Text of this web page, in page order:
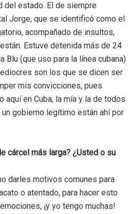
del estado. El de siempre
Jorge, que se identificó como el
acompañado de insultos,
Estuve detenida más de 24
Blu (que uso para la línea cubana)
son los que se dicen ser
mis convicciones, pues
en Cuba, la mía y la de todos
gobierno legítimo están ahí por
cárcel más larga? ¿Usted o su
darles motivos comunes para
o atentado, para hacer esto
¡y yo tengo muchas!